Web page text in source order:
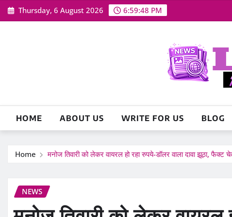
Skip
to
Thursday, 6 August 2026 6:59:49 PM
HOME ABOUT US WRITE FOR US BLOG
Home मनोज तिवारी को लेकर वायरल हो रहा रुपये-डॉलर वाला दावा झूठा, फैक्ट
NEWS